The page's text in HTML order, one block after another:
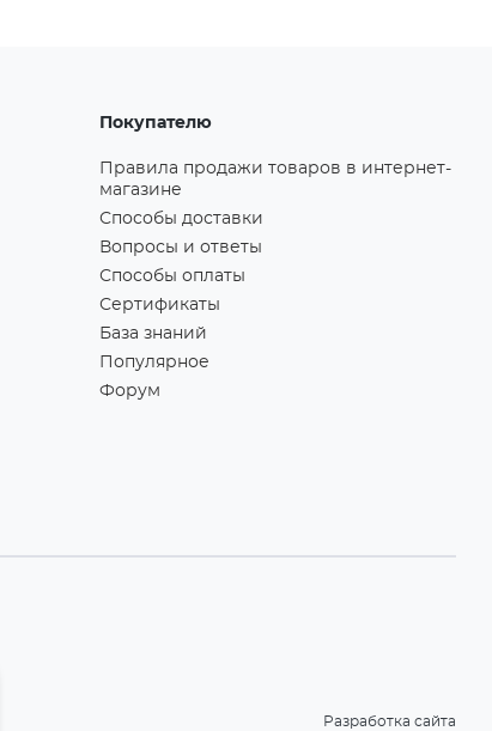
Покупателю
Правила продажи товаров в интернет-
магазине
Способы доставки
Вопросы и ответы
Способы оплаты
Сертификаты
База знаний
Популярное
Форум
Разработка сайта